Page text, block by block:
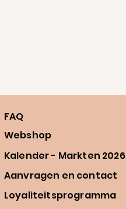
FAQ
Webshop
Kalender - Markten 2026
Aanvragen en contact
Loyaliteitsprogramma